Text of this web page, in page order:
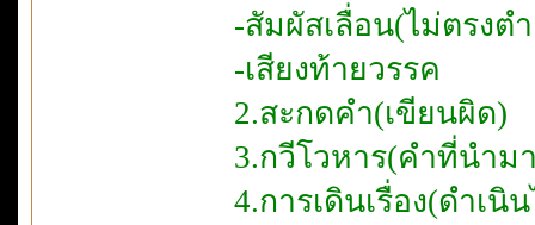
-สัมผัสเลื่อน(ไม่ตรงต
-เสียงท้ายวรรค
2.สะกดคำ(เขียนผิด)
3.กวีโวหาร(คำที่นำม
4.การเดินเรื่อง(ดำเ